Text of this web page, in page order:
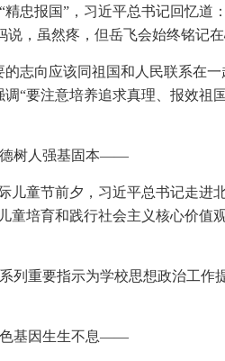
精忠报国”，习近平总书记回忆道
说，虽然疼，但岳飞会始终铭记
的志向应该同祖国和人民联系在
调“要注意培养追求真理、报效
德树人强基固本——
儿童节前夕，习近平总书记走
童培育和践行社会主义核心价
列重要指示为学校思想政治工
色基因生生不息——